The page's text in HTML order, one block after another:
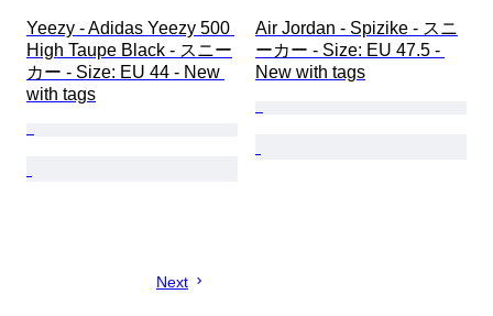
Yeezy - Adidas Yeezy 500
High Taupe Black - スニー
カー - Size: EU 44 - New
with tags
Air Jordan - Spizike - スニ
ーカー - Size: EU 47.5 -
New with tags
Next